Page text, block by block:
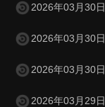
2026年03月30日 03月30
2026年03月30日 替补
2026年03月30日 快船
2026年03月29日 活塞